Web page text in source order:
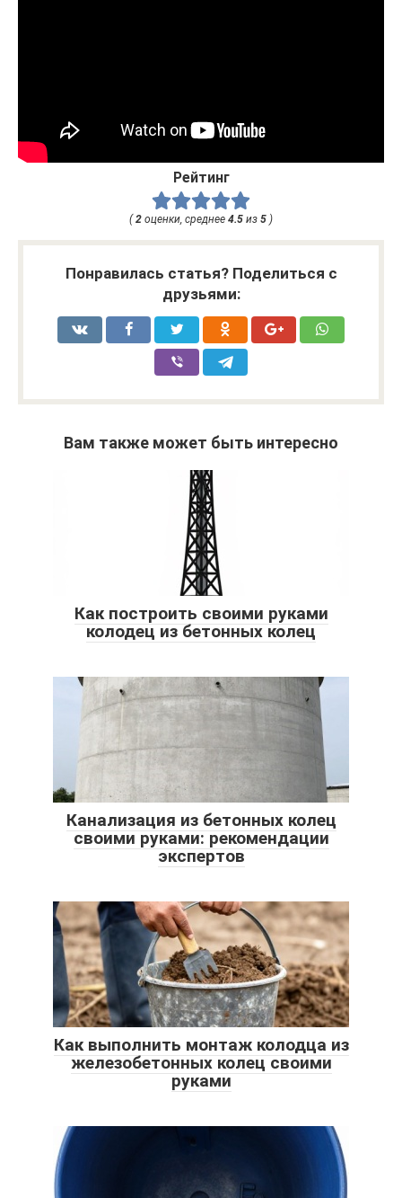
Рейтинг
( 2 оценки, среднее 4.5 из 5 )
Понравилась статья? Поделиться с
друзьями:
Вам также может быть интересно
Как построить своими руками
колодец из бетонных колец
Канализация из бетонных колец
своими руками: рекомендации
экспертов
Как выполнить монтаж колодца из
железобетонных колец своими
руками